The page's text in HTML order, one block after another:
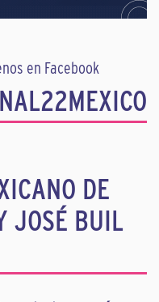
en Facebook
DE
JOSÉ BUIL